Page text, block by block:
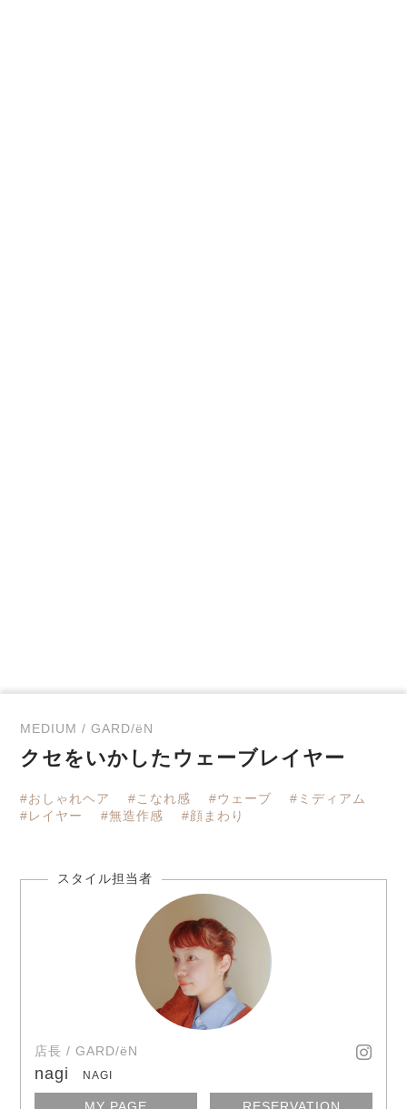
MEDIUM / GARD/ëN
クセをいかしたウェーブレイヤー
#おしゃれヘア #こなれ感 #ウェーブ
#ミディアム
#レイヤー
#無造作感 #顔まわり
店長 / GARD/ëN
nagi NAGI
MY PAGE RESERVATION